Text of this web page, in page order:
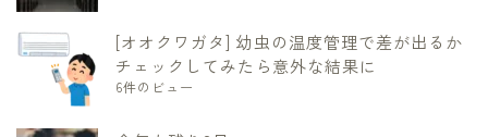
[オオクワガタ] 幼虫の温度管理で差が出るか
チェックしてみたら意外な結果に
6件のビュー